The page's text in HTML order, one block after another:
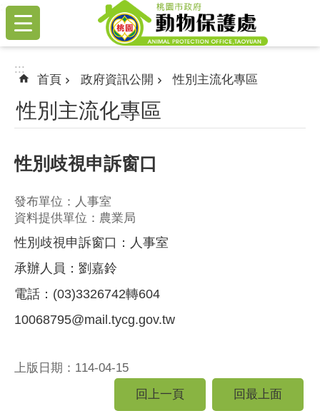
跳到主要內容區塊
:::
:::
首頁 政府資訊公開 性別主流化專區
性別主流化專區
性別歧視申訴窗口
發布單位：人事室
資料提供單位：農業局
性別歧視申訴窗口：人事室
承辦人員：劉嘉鈴
電話：(03)3326742轉604
10068795@mail.tycg.gov.tw
上版日期：114-04-15
回上一頁
回最上面